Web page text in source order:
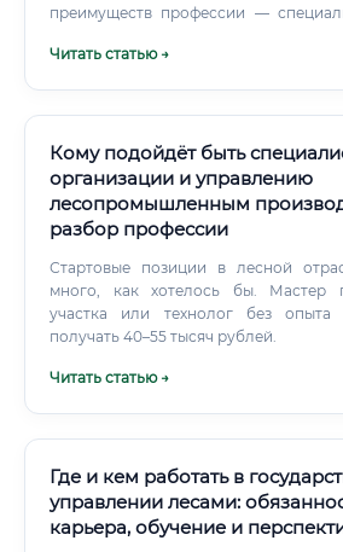
преимуществ профессии —
Читать статью →
Кому подойдёт быть
организации и управлению
лесопромышленным
разбор профессии
Стартовые позиции в лесной
много, как хотелось бы. Мастер
участка или технолог без
получать 40–55 тысяч рублей.
Читать статью →
Где и кем работать в
управлении лесами:
карьера, обучение и